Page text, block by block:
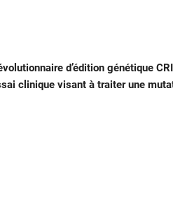
d’édition génétique
clinique visant à traiter une